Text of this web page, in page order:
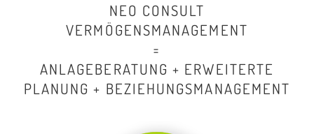
NEO CONSULT
VERMÖGENSMANAGEMENT
=
ANLAGEBERATUNG + ERWEITERTE
PLANUNG + BEZIEHUNGSMANAGEMENT